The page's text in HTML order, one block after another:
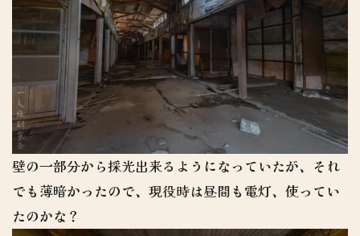
壁の一部分から採光出来るようになっていたが、それ
でも薄暗かったので、現役時は昼間も電灯、使ってい
たのかな？